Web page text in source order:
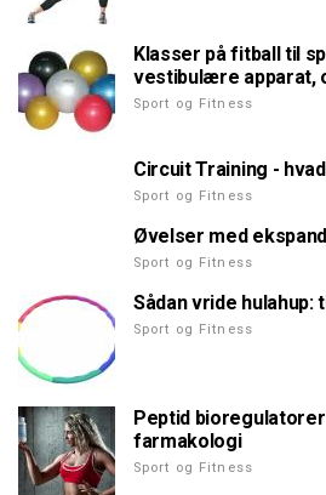
Klasser på fitball til
vestibulære apparat,
Sport og Fitness
Circuit Training -
Sport og Fitness
Øvelser med
Sport og Fitness
Sådan vride hulahup:
Sport og Fitness
Peptid
farmakologi
Sport og Fitness